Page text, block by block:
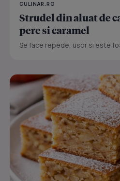
CULINAR.RO
Strudel din aluat de
pere si caramel
Se face repede, usor si este